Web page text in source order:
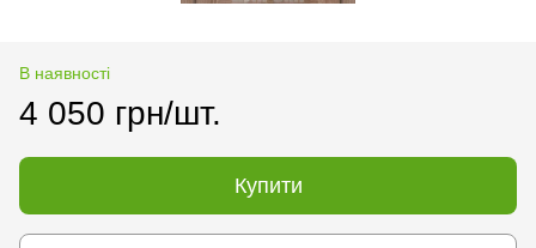
В наявності
4 050 грн/шт.
Купити